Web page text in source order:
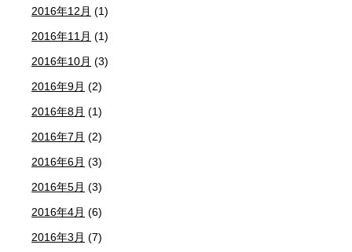
2016年12月 (1)
2016年11月 (1)
2016年10月 (3)
2016年9月 (2)
2016年8月 (1)
2016年7月 (2)
2016年6月 (3)
2016年5月 (3)
2016年4月 (6)
2016年3月 (7)